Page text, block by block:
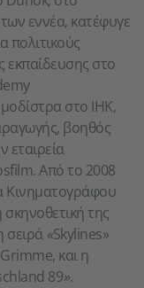
εννέα, κατέφυγε
πολιτικούς
εκπαίδευσης στο
στο IHK,
βοηθός
εταιρεία
Από το 2008
Κινηματογράφου
της
σειρά «Skylines»
και η
89».